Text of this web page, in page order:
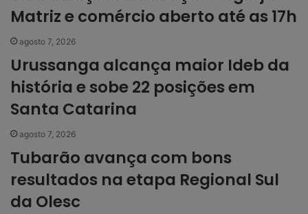
Matriz e comércio aberto até as 17h
agosto 7, 2026
Urussanga alcança maior Ideb da
história e sobe 22 posições em
Santa Catarina
agosto 7, 2026
Tubarão avança com bons
resultados na etapa Regional Sul
da Olesc